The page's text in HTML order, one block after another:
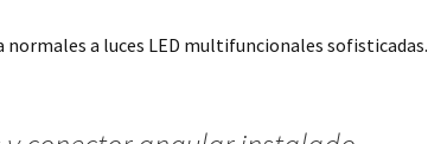
normales a luces LED multifuncionales sofisticadas.